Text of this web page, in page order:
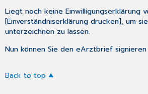
Liegt noch keine Einwilligungserklärung
[Einverständniserklärung drucken], um
unterzeichnen zu lassen.
Nun können Sie deneArztbrief
Back to top